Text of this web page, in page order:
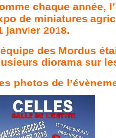
chaque année,
de miniatures
janvier 2018.
des Mordus
diorama sur
photos de